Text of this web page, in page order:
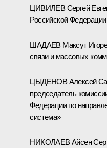
ЦИВИЛЕВ Сергей
Российской Федерации
ШАДАЕВ Максут
связи и массовых
ЦЫДЕНОВ Алексей
председатель
Федерации по
система»
НИКОЛАЕВ Айсен